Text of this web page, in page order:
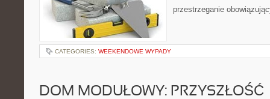
przestrzeganie
CATEGORIES: WEEKENDOWE WYPADY
DOM MODUŁOWY: PRZYSZŁOŚĆ